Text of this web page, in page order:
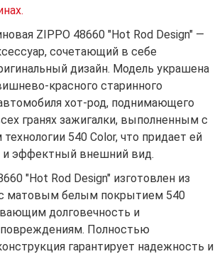
ZIPPO 48660 "Hot Rod Design" —
сочетающий в себе
дизайн. Модель украшена
красного старинного
хот-род, поднимающего
гранях зажигалки, выполненным с
540 Color, что придает ей
и эффектный внешний вид.
"Hot Rod Design" изготовлен из
с матовым белым покрытием 540
долговечность и
Полностью
гарантирует надежность и